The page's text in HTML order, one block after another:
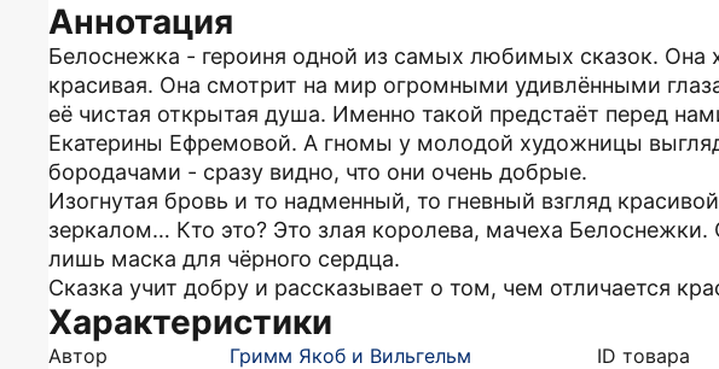
Аннотация
Белоснежка - героиня одной из самых любимых сказок. Она
красивая. Она смотрит на мир огромными удивлёнными
её чистая открытая душа. Именно такой предстаёт перед
Екатерины Ефремовой. А гномы у молодой художницы
бородачами - сразу видно, что они очень добрые.
Изогнутая бровь и то надменный, то гневный взгляд
зеркалом… Кто это? Это злая королева, мачеха Белоснежки.
лишь маска для чёрного сердца.
Сказка учит добру и рассказывает о том, чем отличается
Характеристики
Автор
Гримм Якоб и Вильгельм
ID товара